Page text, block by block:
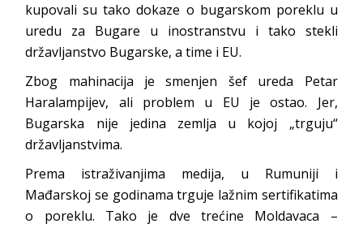
kupovali su tako dokaze o bugarskom poreklu u
uredu za Bugare u inostranstvu i tako stekli
državljanstvo Bugarske, a time i EU.
Zbog mahinacija je smenjen šef ureda Petar
Haralampijev, ali problem u EU je ostao. Jer,
Bugarska nije jedina zemlja u kojoj „trguju“
državljanstvima.
Prema istraživanjima medija, u Rumuniji i
Mađarskoj se godinama trguje lažnim sertifikatima
o poreklu. Tako je dve trećine Moldavaca –